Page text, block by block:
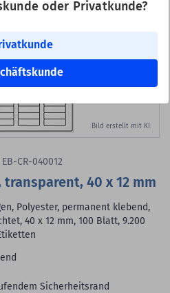
oder Privatkunde?
Bild erstellt mit KI
CR-040012
40 x 12 mm
Polyester, permanent klebend,
40 x 12 mm, 100 Blatt, 9.200
Sicherheitsrand